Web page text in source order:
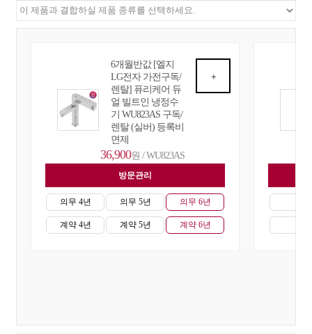
6개월반값 [엘지
LG전자 가전구독/
렌탈] 퓨리케어 듀
얼 빌트인 냉정수
기 WU823AS 구독/
렌탈 (실버) 등록비
면제
+
36,900원 / WU823AS
방문관리
의무 4년
계약 4년
의무 5년
계약 5년
의무 6년
계약 6년